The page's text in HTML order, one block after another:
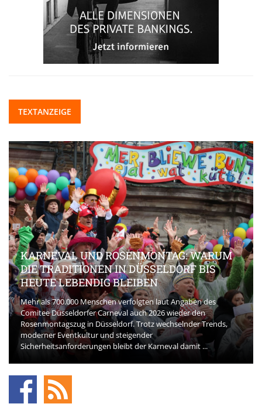
TEXTANZEIGE
KARNEVAL UND ROSENMONTAG: WARUM
DIE TRADITIONEN IN DÜSSELDORF BIS
HEUTE LEBENDIG BLEIBEN
Mehr als 700.000 Menschen verfolgten laut Angaben des
Comitee Düsseldorfer Carneval auch 2026 wieder den
Rosenmontagszug in Düsseldorf. Trotz wechselnder Trends,
moderner Eventkultur und steigender
Sicherheitsanforderungen bleibt der Karneval damit ...